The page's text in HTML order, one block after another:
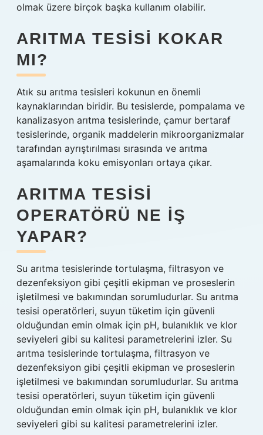
olmak üzere birçok başka kullanım olabilir.
ARITMA TESISI KOKAR
MI?
Atık su arıtma tesisleri kokunun en önemli
kaynaklarından biridir. Bu tesislerde, pompalama ve
kanalizasyon arıtma tesislerinde, çamur bertaraf
tesislerinde, organik maddelerin mikroorganizmalar
tarafından ayrıştırılması sırasında ve arıtma
aşamalarında koku emisyonları ortaya çıkar.
ARITMA TESISI
OPERATÖRÜ NE IŞ
YAPAR?
Su arıtma tesislerinde tortulaşma, filtrasyon ve
dezenfeksiyon gibi çeşitli ekipman ve proseslerin
işletilmesi ve bakımından sorumludurlar. Su arıtma
tesisi operatörleri, suyun tüketim için güvenli
olduğundan emin olmak için pH, bulanıklık ve klor
seviyeleri gibi su kalitesi parametrelerini izler. Su
arıtma tesislerinde tortulaşma, filtrasyon ve
dezenfeksiyon gibi çeşitli ekipman ve proseslerin
işletilmesi ve bakımından sorumludurlar. Su arıtma
tesisi operatörleri, suyun tüketim için güvenli
olduğundan emin olmak için pH, bulanıklık ve klor
seviyeleri gibi su kalitesi parametrelerini izler.